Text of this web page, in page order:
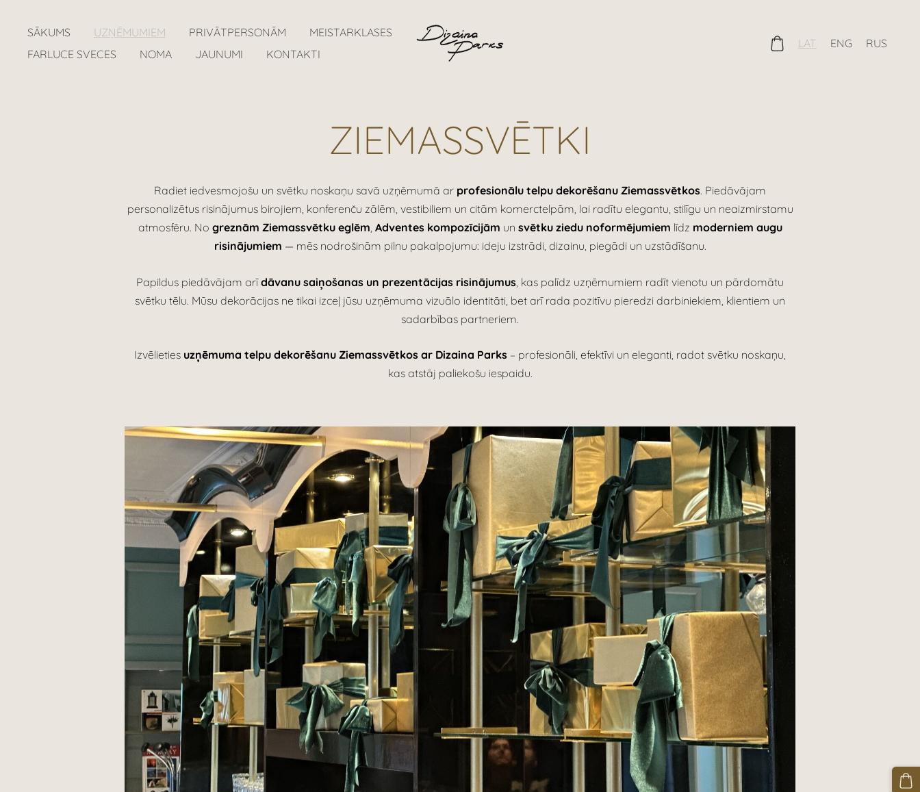
SĀKUMS UZŅĒMUMIEM PRIVĀTPERSONĀM
MEISTARKLASES
FARLUCE SVECES
NOMA JAUNUMI KONTAKTI
LAT ENG RUS
ZIEMASSVĒTKI
Radiet iedvesmojošu un svētku noskaņu savā uzņēmumā ar profesionālu telpu dekorēšanu Ziemassvētkos. Piedāvājam
personalizētus risinājumus birojiem, konferenču zālēm, vestibiliem un citām komerctelpām, lai radītu elegantu, stilīgu un neaizmirstamu
atmosfēru. No greznām Ziemassvētku eglēm, Adventes kompozīcijām un svētku ziedu noformējumiem līdz moderniem augu
risinājumiem — mēs nodrošinām pilnu pakalpojumu: ideju izstrādi, dizainu, piegādi un uzstādīšanu.
Papildus piedāvājam arīdāvanu saiņošanas un prezentācijas risinājumus , kas palīdz uzņēmumiem radīt vienotu un pārdomātu
svētku tēlu. Mūsu dekorācijas ne tikai izceļ jūsu uzņēmuma vizuālo identitāti, bet arī rada pozitīvu pieredzi darbiniekiem, klientiem un
sadarbības partneriem.
Izvēlieties uzņēmuma telpu dekorēšanu Ziemassvētkos ar Dizaina Parks – profesionāli, efektīvi un eleganti, radot svētku noskaņu,
kas atstāj paliekošu iespaidu.